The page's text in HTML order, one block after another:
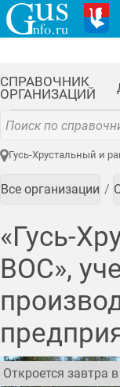
СПРАВОЧНИК
ОРГАНИЗАЦИЙ
Гусь-Хрустальный и
Все организации
«Гусь-
ВОС»,
Откроется завтра